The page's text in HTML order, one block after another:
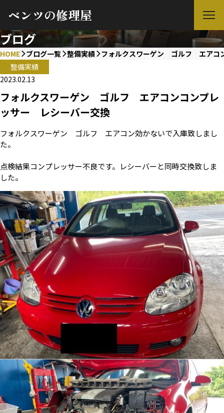
ベンツの修理屋
ブログ
HOME ブログ一覧 整備実績
フォルクスワーゲン ゴルフ エアコ
整備実績
2023.02.13
フォルクスワーゲン ゴルフ エアコンコンプレ
ッサー レシーバー交換
フォルクスワーゲン ゴルフ エアコン効かないで入庫致しまし
た。
点検結果コンプレッサー不良です。レシーバーと同時交換致しま
した。